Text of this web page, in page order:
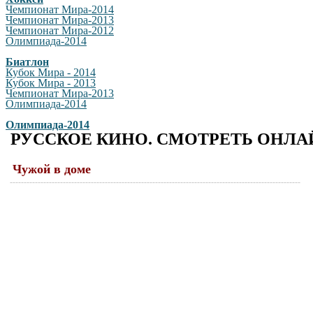
Чемпионат Мира-2014
Чемпионат Мира-2013
Чемпионат Мира-2012
Олимпиада-2014
Биатлон
Кубок Мира - 2014
Кубок Мира - 2013
Чемпионат Мира-2013
Олимпиада-2014
Олимпиада-2014
РУССКОЕ КИНО. СМОТРЕТЬ
Чужой в доме
--------------------------------------------------------------------------------------------------------